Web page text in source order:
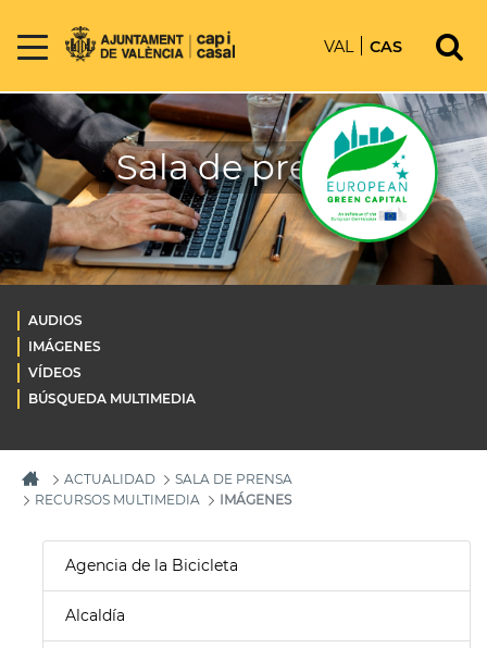
VAL CAS
Sala de prensa
AUDIOS
IMÁGENES
VÍDEOS
BÚSQUEDA MULTIMEDIA
ACTUALIDAD
SALA DE PRENSA
RECURSOS MULTIMEDIA
IMÁGENES
Agencia de la Bicicleta
Alcaldía